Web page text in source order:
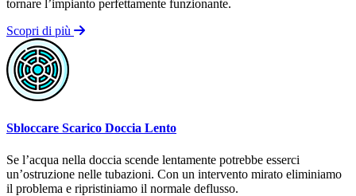
tornare l’impianto perfettamente funzionante.
Scopri di più
Sbloccare Scarico Doccia Lento
Se l’acqua nella doccia scende lentamente potrebbe esserci
un’ostruzione nelle tubazioni. Con un intervento mirato eliminiamo
il problema e ripristiniamo il normale deflusso.